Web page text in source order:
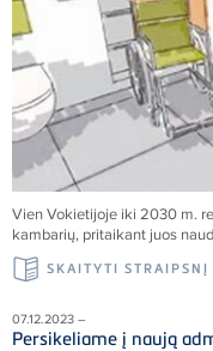
Vien Vokietijoje iki 2030 m.
kambarių, pritaikant juos
SKAITYTI STRAIPSNĮ
07.12.2023 –
Persikeliame į naują